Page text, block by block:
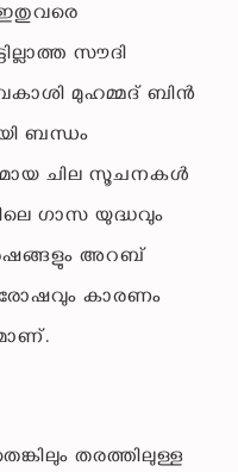
ഇതുവരെ
സൗദി
മുഹമ്മദ് ബിൻ
ബന്ധം
ചില സൂചനകൾ
ഗാസ യുദ്ധവും
അറബ്
കാരണം
തരത്തിലുള്ള